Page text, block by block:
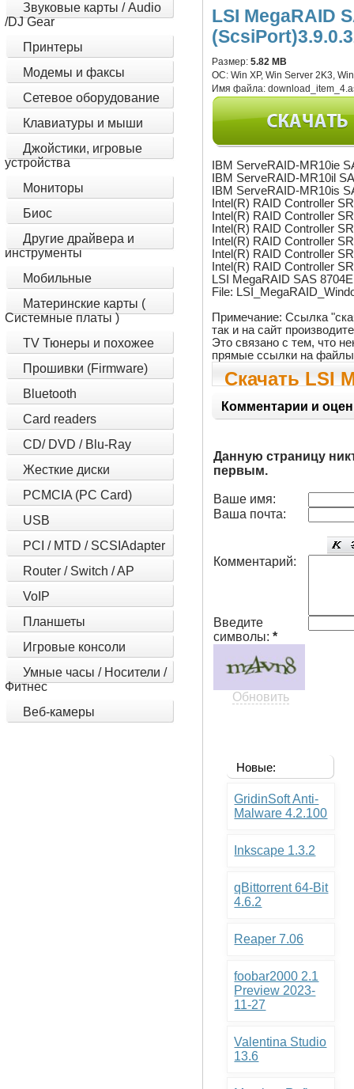
Звуковые карты / Audio
/DJ Gear
Принтеры
Модемы и факсы
Сетевое оборудование
Клавиатуры и мыши
Джойстики, игровые
устройства
Мониторы
Биос
Другие драйвера и
инструменты
Мобильные
Материнские карты (
Системные платы )
TV Тюнеры и похожее
Прошивки (Firmware)
Bluetooth
Card readers
CD/ DVD / Blu-Ray
Жесткие диски
PCMCIA (PC Card)
USB
PCI / MTD / SCSIAdapter
Router / Switch / AP
VoIP
Планшеты
Игровые консоли
Умные часы / Носители /
Фитнес
Веб-камеры
LSI MegaRAID
Размер:5.82 MB
ОС:Win XP, Win Server 2K3,
Имя файла:
IBM ServeRAID-MR10ie
IBM ServeRAID-MR10il
IBM ServeRAID-MR10is
Intel(R) RAID Controller
Intel(R) RAID Controller
Intel(R) RAID Controller
Intel(R) RAID Controller
Intel(R) RAID Controller
Intel(R) RAID Controller
LSI MegaRAID SAS
File:
Примечание: Ссылка
так и на сайт
Это связано с тем, что
прямые ссылки на
Скачать LSI
Controller
Комментарии и
Данную страницу
первым.
Ваше имя:
Ваша почта:
Комментарий:
Введите
символы:*
Обновить
Новые:
GridinSoft Anti-
Malware 4.2.100
Inkscape 1.3.2
qBittorrent 64-Bit
4.6.2
Reaper 7.06
foobar2000 2.1
Preview 2023-
11-27
Valentina Studio
13.6